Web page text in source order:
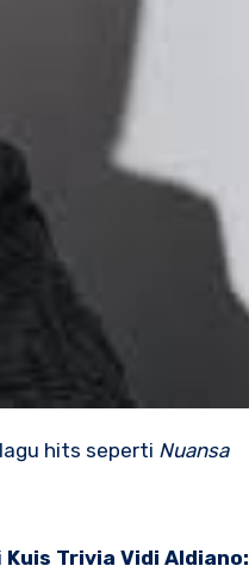
hits seperti Nuansa
Kuis Trivia Vidi Aldiano: